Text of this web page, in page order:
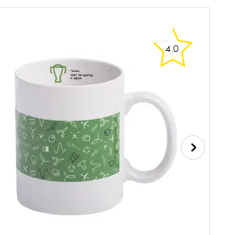
4.0